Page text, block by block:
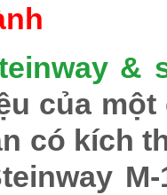
&
của một
có kích
M-